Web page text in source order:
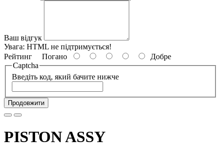
Ваш відгук
Увага: HTML не підтримується!
Рейтинг Погано
Добре
Captcha
Введіть код, який бачите нижче
Продовжити
PISTON ASSY